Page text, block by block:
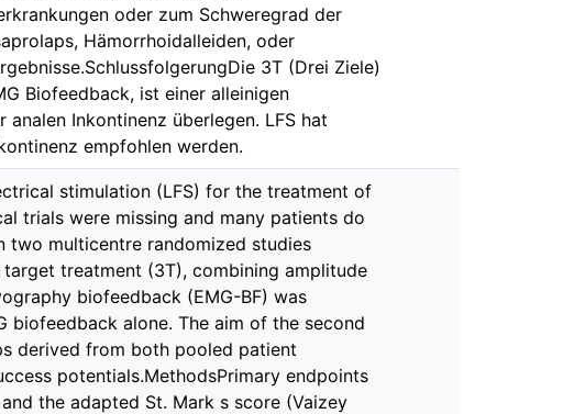
oder zum Schweregrad der
Hämorrhoidalleiden, oder
3T (Drei Ziele)
Biofeedback, ist einer alleinigen
Inkontinenz überlegen. LFS hat
empfohlen werden.
stimulation (LFS) for the treatment of
trials were missing and many patients do
two multicentre randomized studies
treatment (3T), combining amplitude
biofeedback (EMG-BF) was
alone. The aim of the second
derived from both pooled patient
potentials.MethodsPrimary endpoints
the adapted St. Mark s score (Vaizey